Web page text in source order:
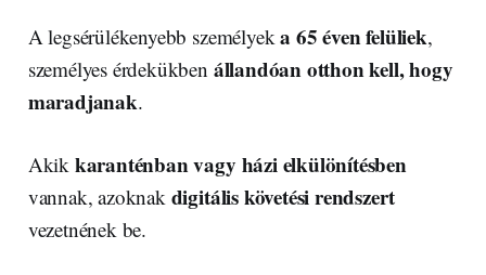
A legsérülékenyebb személyeka 65 éven felüliek,
személyes érdekükben állandóan otthon kell, hogy
maradjanak.
Akik karanténban vagy házi elkülönítésben
vannak, azoknak digitális követési rendszert
vezetnének be.